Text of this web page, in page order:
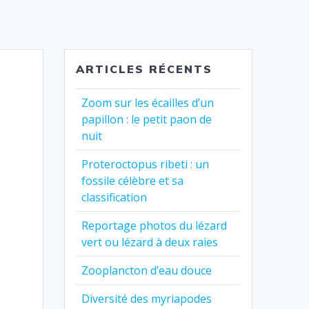
ARTICLES RÉCENTS
Zoom sur les écailles d’un
papillon : le petit paon de
nuit
Proteroctopus ribeti : un
fossile célèbre et sa
classification
Reportage photos du lézard
vert ou lézard à deux raies
Zooplancton d’eau douce
Diversité des myriapodes